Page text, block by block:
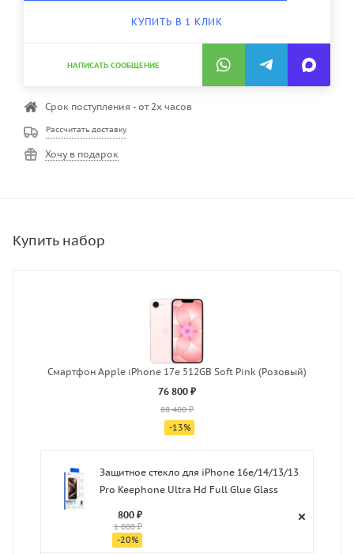
КУПИТЬ В 1 КЛИК
НАПИСАТЬ СООБЩЕНИЕ
Срок поступления - от 2х часов
Рассчитать доставку
Хочу в подарок
Смартфон Apple iPhone 17e 512GB Soft Pink (Розовый)
76 800 ₽
88 400 ₽
-13%
Защитное стекло для iPhone 16e/14/13/13
Pro Keephone Ultra Hd Full Glue Glass
800 ₽
1 000 ₽
-20%